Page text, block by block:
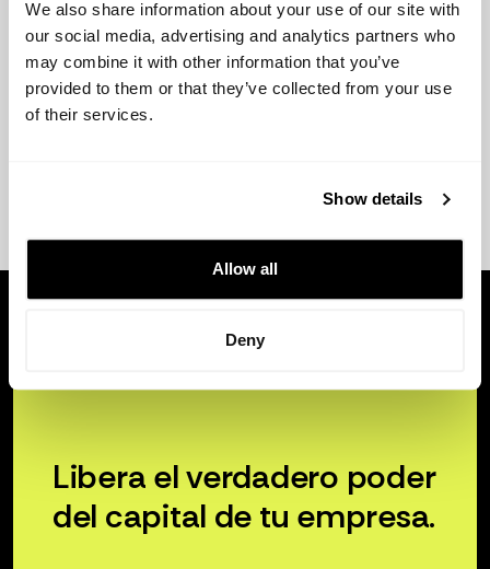
We also share information about your use of our site with
our social media, advertising and analytics partners who
may combine it with other information that you’ve
provided to them or that they’ve collected from your use
of their services.
Show details
Allow all
Deny
Libera el verdadero poder
del capital de tu empresa.